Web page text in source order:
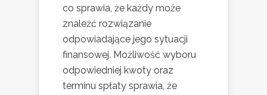
co sprawia, że każdy może
znaleźć rozwiązanie
odpowiadające jego sytuacji
finansowej. Możliwość wyboru
odpowiedniej kwoty oraz
terminu spłaty sprawia, że